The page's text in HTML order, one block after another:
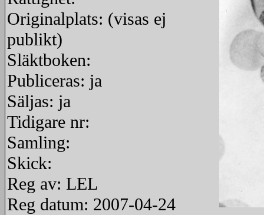
Originalplats: (visas ej
publikt)
Släktboken:
Publiceras: ja
Säljas: ja
Tidigare nr:
Samling:
Skick:
Reg av: LEL
Reg datum: 2007-04-24